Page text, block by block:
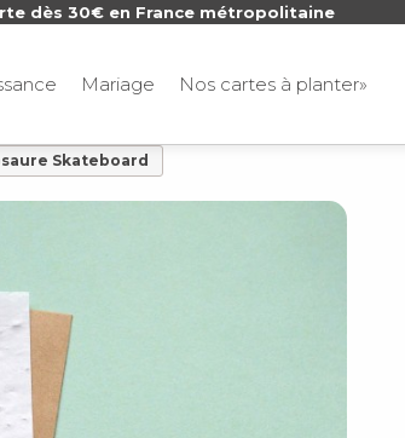
dès 30€ en France métropolitaine
Mariage Nos cartes à planter»
Skateboard